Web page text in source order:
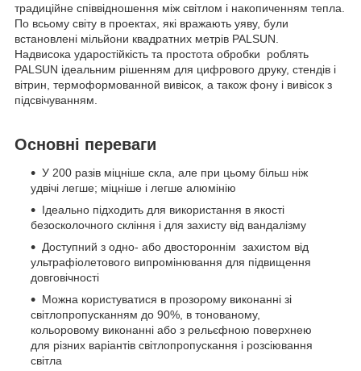
традиційне співвідношення між світлом і накопиченням тепла.
По всьому світу в проектах, які вражають уяву, були
встановлені мільйони квадратних метрів PALSUN.
Надвисока ударостійкість та простота обробки роблять
PALSUN ідеальним рішенням для цифрового друку, стендів і
вітрин, термоформованной вивісок, а також фону і вивісок з
підсвічуванням.
Основні переваги
У 200 разів міцніше скла, але при цьому більш ніж
удвічі легше; міцніше і легше алюмінію
Ідеально підходить для використання в якості
безосколочного скління і для захисту від вандалізму
Доступний з одно- або двостороннім захистом від
ультрафіолетового випромінювання для підвищення
довговічності
Можна користуватися в прозорому виконанні зі
світлопропусканням до 90%, в тонованому,
кольоровому виконанні або з рельєфною поверхнею
для різних варіантів світлопропускання і розсіювання
світла